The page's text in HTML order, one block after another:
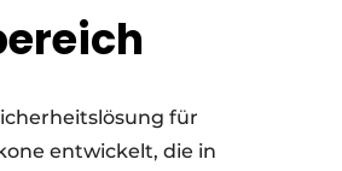
für
entwickelt, die in